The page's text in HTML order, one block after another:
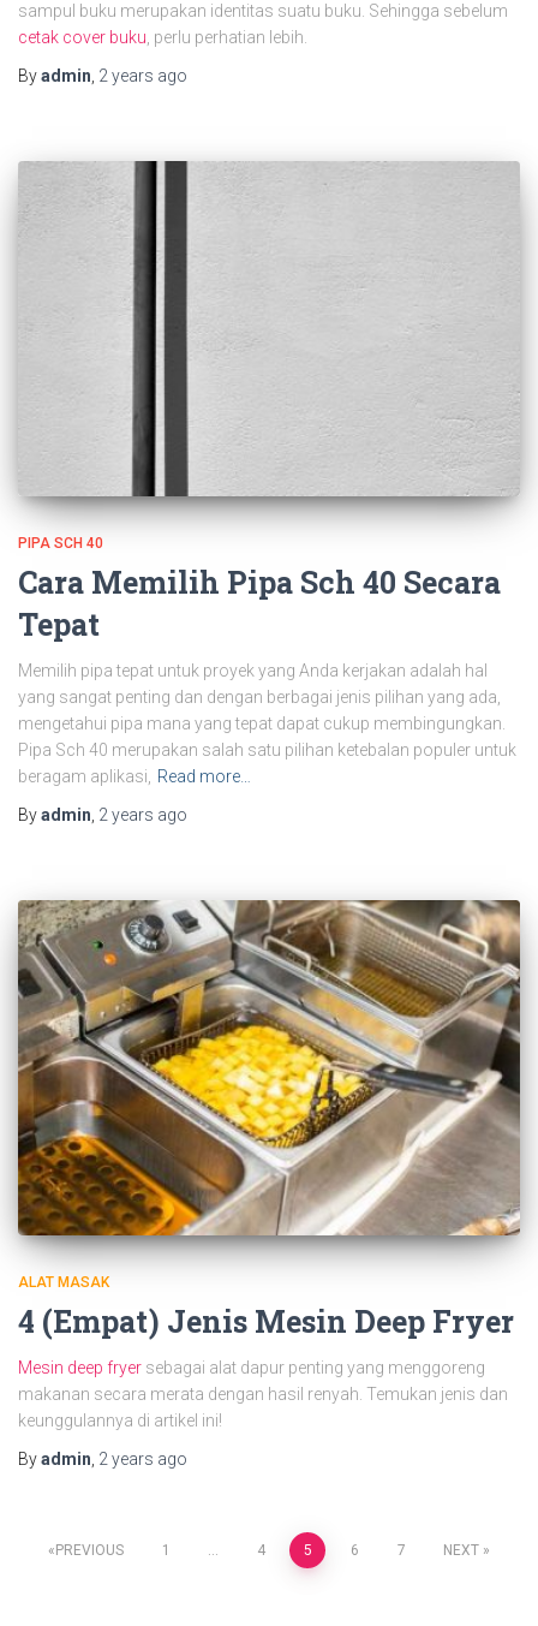
sampul buku merupakan identitas suatu buku. Sehingga sebelum
cetak cover buku, perlu perhatian lebih.
Byadmin, 2 years ago
PIPA SCH 40
Cara Memilih Pipa Sch 40 Secara
Tepat
Memilih pipa tepat untuk proyek yang Anda kerjakan adalah hal
yang sangat penting dan dengan berbagai jenis pilihan yang ada,
mengetahui pipa mana yang tepat dapat cukup membingungkan.
Pipa Sch 40 merupakan salah satu pilihan ketebalan populer untuk
beragam aplikasi,
Read more…
Byadmin 2 years ago
ALAT MASAK
4 (Empat) Jenis Mesin Deep Fryer
Mesin deep fryer sebagai alat dapur penting yang menggoreng
makanan secara merata dengan hasil renyah. Temukan jenis dan
keunggulannya di artikel ini!
Byadmin 2 years ago
Posts
PREVIOUS 1 4 5 6 7 NEXT